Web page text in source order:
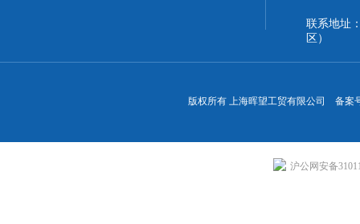
联系地址
区）
版权所有 上海晖望工贸有限公司 备案
沪公网安备